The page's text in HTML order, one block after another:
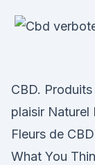
CBD.
plaisir Naturel
Fleurs de
What You